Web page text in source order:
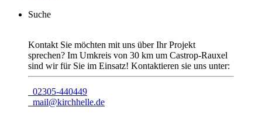
Suche
Kontakt Sie möchten mit uns über Ihr Projekt
sprechen? Im Umkreis von 30 km um Castrop-Rauxel
sind wir für Sie im Einsatz! Kontaktieren sie uns unter:
02305-440449
mail@kirchhelle.de